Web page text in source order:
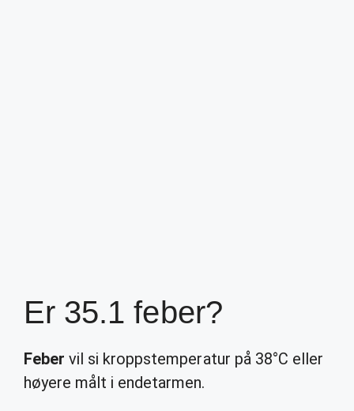
Er 35.1 feber?
Feber vil si kroppstemperatur på 38°C eller
høyere målt i endetarmen.